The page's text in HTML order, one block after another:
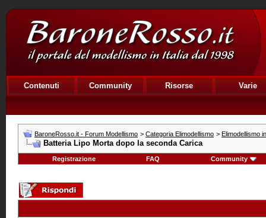
Contenuti Community Risorse Varie
BaroneRosso.it - Forum Modellismo > Categoria Elimodellismo > Elimodellismo
Batteria Lipo Morta dopo la seconda Carica
Registrazione FAQ Community